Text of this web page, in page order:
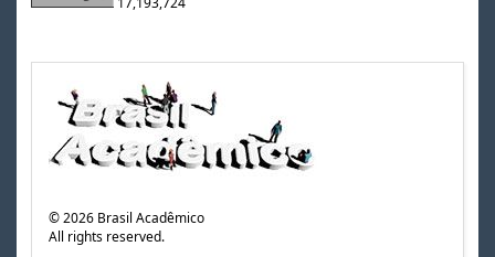
©2026 Brasil Acadêmico
All rights reserved.